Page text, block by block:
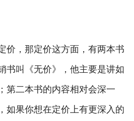
价，那定价这方面，有两本书
书叫《无价》，他主要是讲如
第二本书的内容相对会深一
如果你想在定价上有更深入的